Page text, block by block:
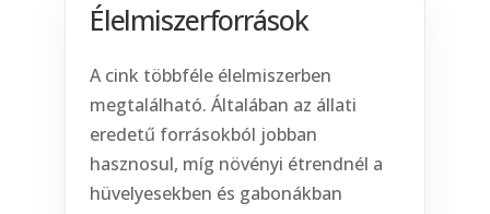
Élelmiszerforrások
A cink többféle élelmiszerben
megtalálható. Általában az állati
eredetű forrásokból jobban
hasznosul, míg növényi étrendnél a
hüvelyesekben és gabonákban